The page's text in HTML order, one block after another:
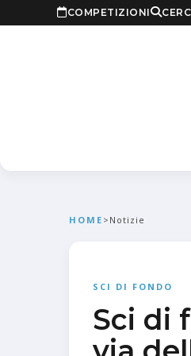
COMPETIZIONI
HOME > Notizie
SCI DI FONDO
Sci di